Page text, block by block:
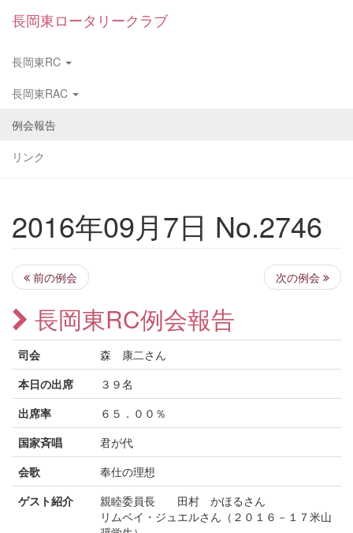
長岡東ロータリークラブ
長岡東RC
長岡東RAC
例会報告
リンク
2016年09月7日 No.2746
前の例会 次の例会
長岡東RC例会報告
司会
森 康二さん
本日の出席
３９名
出席率
６５．００％
国家斉唱
君が代
会歌
奉仕の理想
ゲスト紹介
親睦委員長 田村 かほるさん
リムベイ・ジュエルさん（２０１６－１７米山